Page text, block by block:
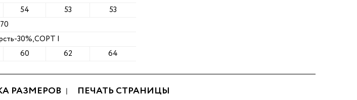
54 53
53
70
30%,СОРТ I
60 62 64
РАЗМЕРОВ ПЕЧАТЬ СТРАНИЦЫ